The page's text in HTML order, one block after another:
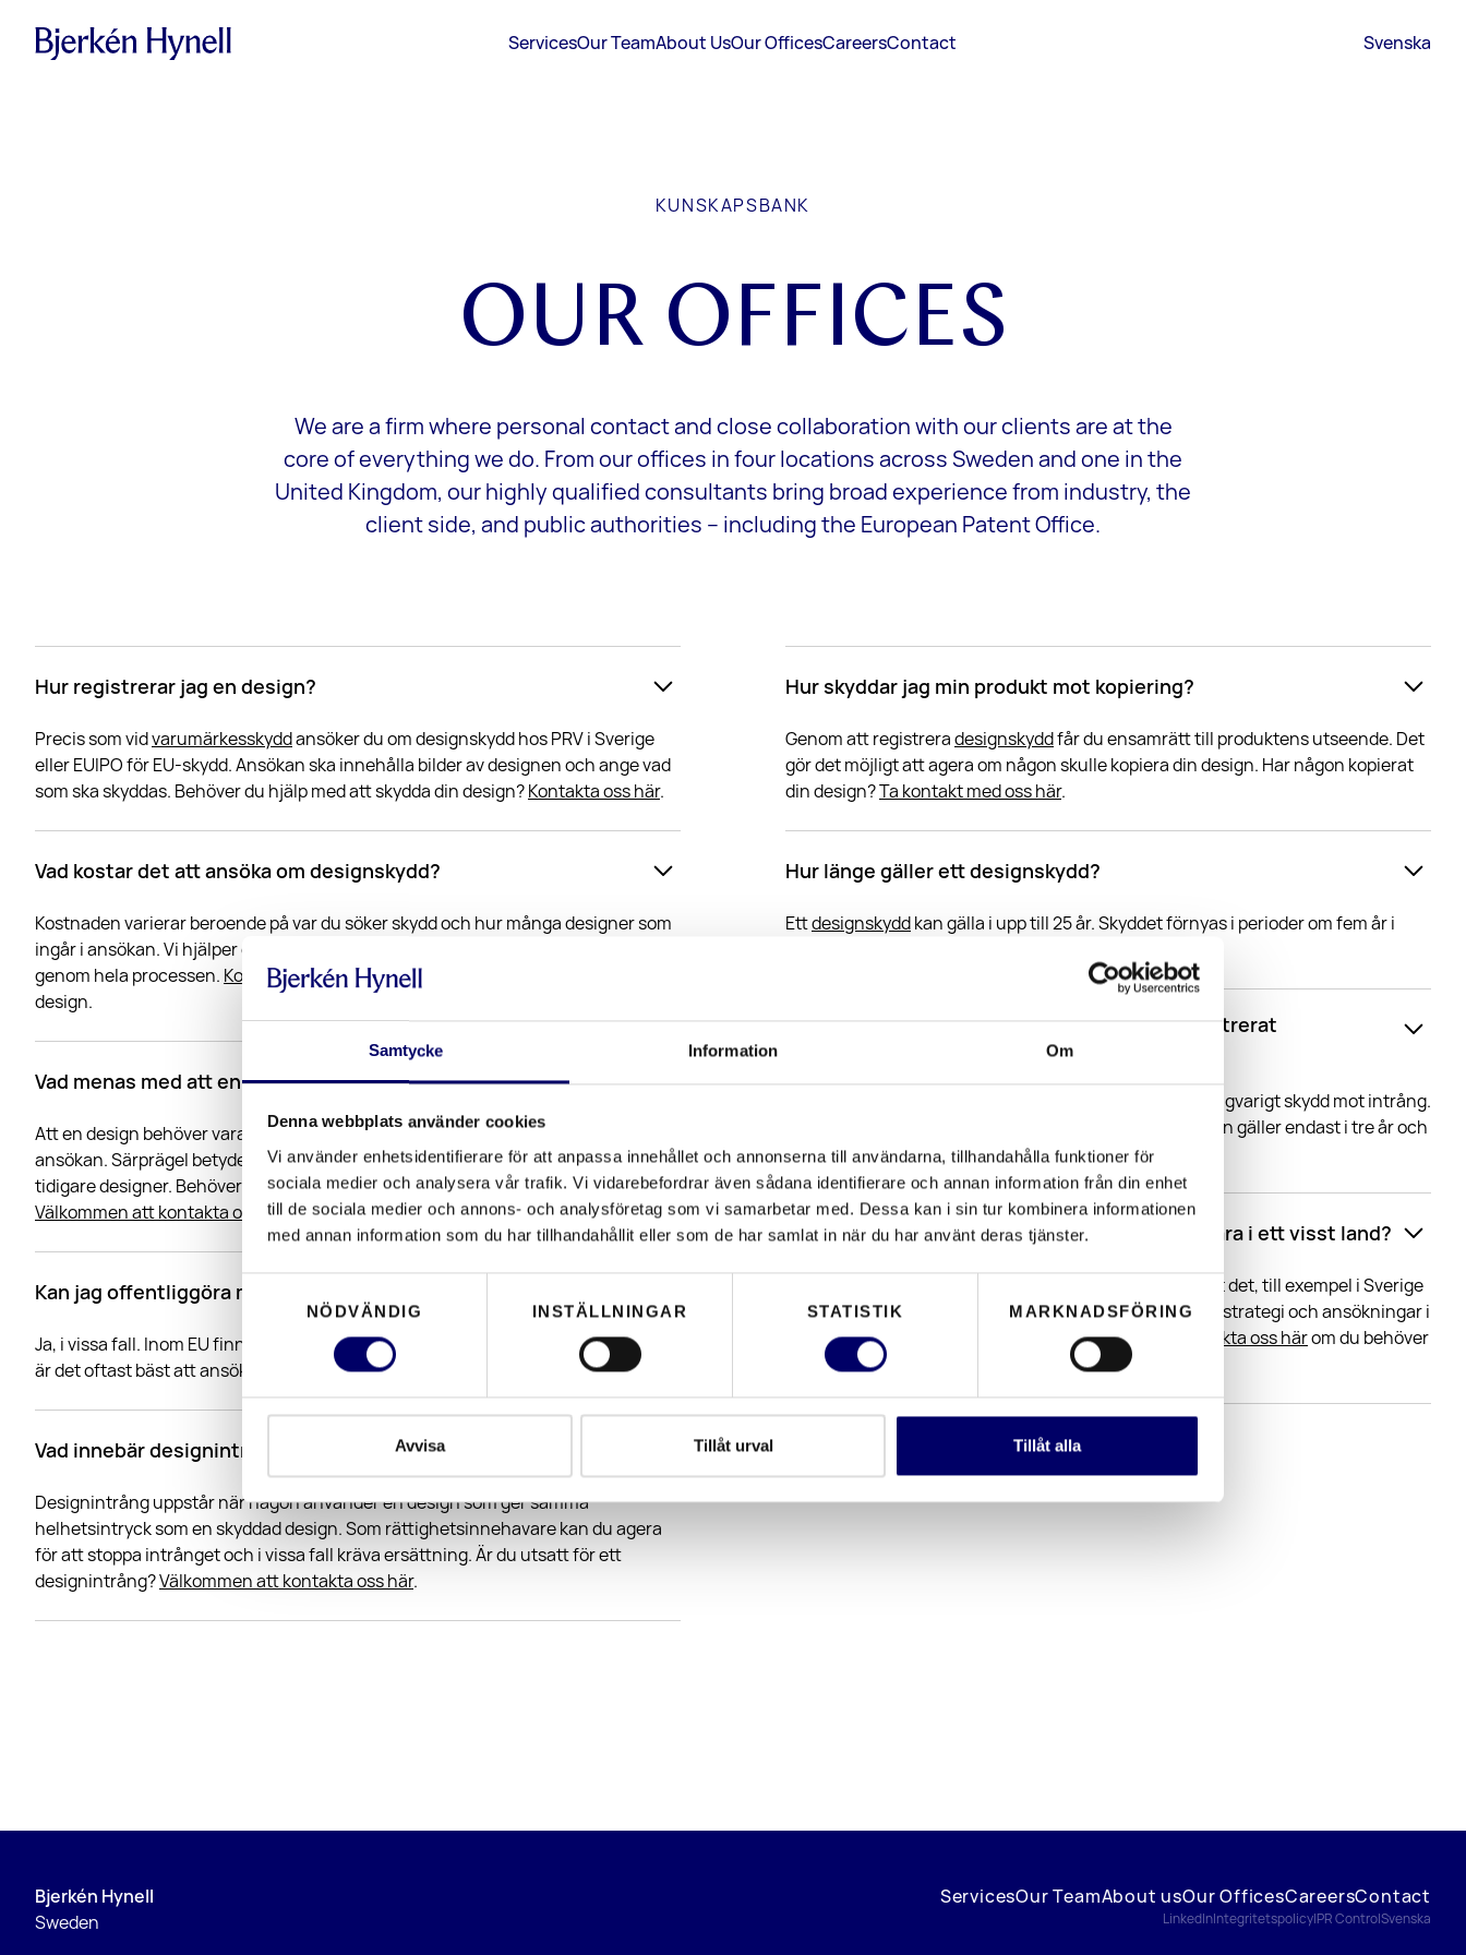
Samtycke Information Om
Denna webbplats använder cookies
Vi använder enhetsidentifierare för att anpassa innehållet och annonserna till användarna, tillhandahålla funktioner för
sociala medier och analysera vår trafik. Vi vidarebefordrar även sådana identifierare och annan information från din enhet
till de sociala medier och annons- och analysföretag som vi samarbetar med. Dessa kan i sin tur kombinera informationen
med annan information som du har tillhandahållit eller som de har samlat in när du har använt deras tjänster.
Samtyckesval
NÖDVÄNDIG
INSTÄLLNINGAR STATISTIK MARKNADSFÖRING
Avvisa Tillåt urval Tillåt alla
ServicesOur TeamAbout UsOur OfficesCareersContact Svenska
KUNSKAPSBANK
OUR OFFICES
We are a firm where personal contact and close collaboration with our clients are at the
core of everything we do. From our offices in four locations across Sweden and one in the
United Kingdom, our highly qualified consultants bring broad experience from industry, the
client side, and public authorities – including the European Patent Office.
Hur registrerar jag en design?
Precis som vidvarumärkesskyddansöker du om designskydd hos PRV i Sverige
eller EUIPO för EU-skydd. Ansökan ska innehålla bilder av designen och ange vad
som ska skyddas. Behöver du hjälp med att skydda din design?Kontakta oss här.
Vad kostar det att ansöka om designskydd?
Kostnaden varierar beroende på var du söker skydd och hur många designer som
ingår i ansökan. Vi hjälper dig och är tydliga och transparenta med kostnader
genom hela processen. Kontakta oss här för prisuppgifter
design.
Vad menas med att en design behöver vara ny och ha särprägel?
Att en design behöver vara ny innebär att designen inte får ha blivit offentlig före
ansökan. Särprägel betyder att designen ska ge ett annat helhetsintryck än
tidigare designer. Behöver du hjälp att bedöma om din design kan skyddas?
Välkommen att kontakta oss.
Kan jag offentliggöra min design innan jag ansöker om skydd?
Ja, i vissa fall. Inom EU finns det en så kalladgrace period
på 12 månader. Trots det
är det oftast bäst att ansöka innan offentliggörande för att undvika risker.
Vad innebär designintrång?
Designintrång uppstår när någon använder en design som ger samma
helhetsintryck som en skyddad design. Som rättighetsinnehavare kan du agera
för att stoppa intrånget och i vissa fall kräva ersättning. Är du utsatt för ett
designintrång?Välkommen att kontakta oss här.
Hur skyddar jag min produkt mot kopiering?
Genom att registreradesignskyddfår du ensamrätt till produktens utseende. Det
gör det möjligt att agera om någon skulle kopiera din design. Har någon kopierat
din design?Ta kontakt med oss här.
Hur länge gäller ett designskydd?
Ettdesignskyddkan gälla i upp till 25 år. Skyddet förnyas i perioder om fem år i
Vad är skillnaden mellan registrerat och oregistrerat
Med ett registrerat designskydd får du ett starkt och långvarigt skydd mot intrång.
Ett oregistrerat skydd uppstår automatiskt inom EU, men gäller endast i tre år och
är svårare att hävda vid ett intrång.
Gäller mitt designskydd internationellt eller bara i ett visst land?
Designskyddet gäller i det område där du har registrerat det, till exempel i Sverige
eller i EU. För skydd i flera länder krävs en internationell strategi och ansökningar i
flera jurisdiktioner. Vi hjälper dig oavsett område.
Kontakta oss härom du behöver
hjälp att
skydda din design internationellt.
Bjerkén Hynell
Sweden
ServicesOur TeamAbout usOur OfficesCareersContact
LinkedInIntegritetspolicyIPR ControlSvenska